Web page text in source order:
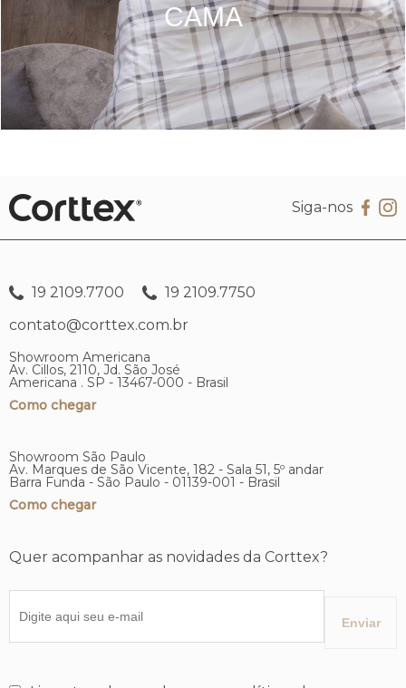
CAMA
Siga-nos
19 2109.7700
19 2109.7750
contato@corttex.com.br
Showroom Americana
Av. Cillos, 2110, Jd. São José
Americana . SP - 13467-000 - Brasil
Como chegar
Showroom São Paulo
Av. Marques de São Vicente, 182 - Sala 51, 5º andar
Barra Funda - São Paulo - 01139-001 - Brasil
Como chegar
Quer acompanhar as novidades da Corttex?